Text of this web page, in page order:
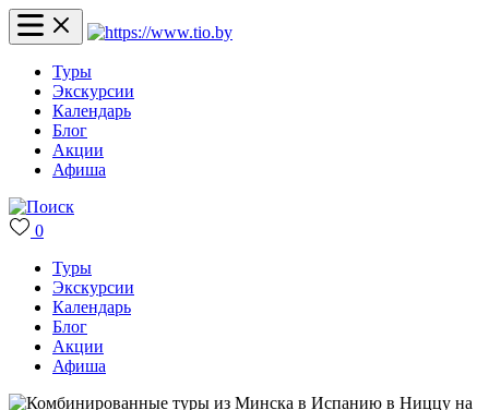
Туры
Экскурсии
Календарь
Блог
Акции
Афиша
0
Туры
Экскурсии
Календарь
Блог
Акции
Афиша